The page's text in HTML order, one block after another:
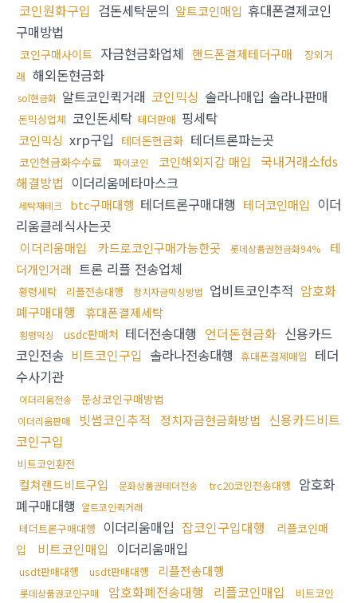
코인원화구입 검돈세탁문의 알트코인매입 휴대폰결제코인
구매방법
코인구매사이트 자금현금화업체 핸드폰결제테더구매
장외거
래 해외돈현금화
sol현금화 알트코인퀵거래 코인믹싱 솔라나매입 솔라나판매
돈믹싱업체 코인돈세탁 테더판매 핑세탁
코인믹싱 xrp구입 테더돈현금화 테더트론파는곳
코인현금화수수료 파이코인 코인해외지갑 매입
국내거래소fds
해결방법 이더리움메타마스크
세탁재테크 btc구매대행 테더트론구매대행 테더코인매입 이더
리움클레식사는곳
이더리움매입 카드로코인구매가능한곳 롯데상품권현금화94%
테
더개인거래 트론 리플 전송업체
횡령세탁 리플전송대행 정치자금믹싱방법 업비트코인추적 암호화
폐구매대행
휴대폰결제세탁
횡령믹싱 usdc판매처 테더전송대행 언더돈현금화 신용카드
코인전송 비트코인구입 솔라나전송대행 휴대폰결제매입
테더
수사기관
이더리움전송 문상코인구매방법
이더리움판매 빗썸코인추적 정치자금현금화방법 신용카드비트
코인구입
비트코인환전
컬쳐랜드비트구입 문화상품권테더전송 trc20코인전송대행
암호화
폐구매대행 알트코인퀵거래
테더트론구매대행 이더리움매입 잡코인구입대행
리플코인매
입
비트코인매입 이더리움매입
usdt판매대행 usdt판매대행 리플전송대행
롯데상품권코인구매 암호화폐전송대행 리플코인매입
비트코인